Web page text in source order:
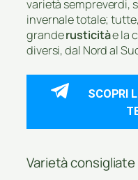
varietà sempreverdi,
invernale totale;
granderusticitàe la
diversi, dal Nord al
SCOPRI
Varietà